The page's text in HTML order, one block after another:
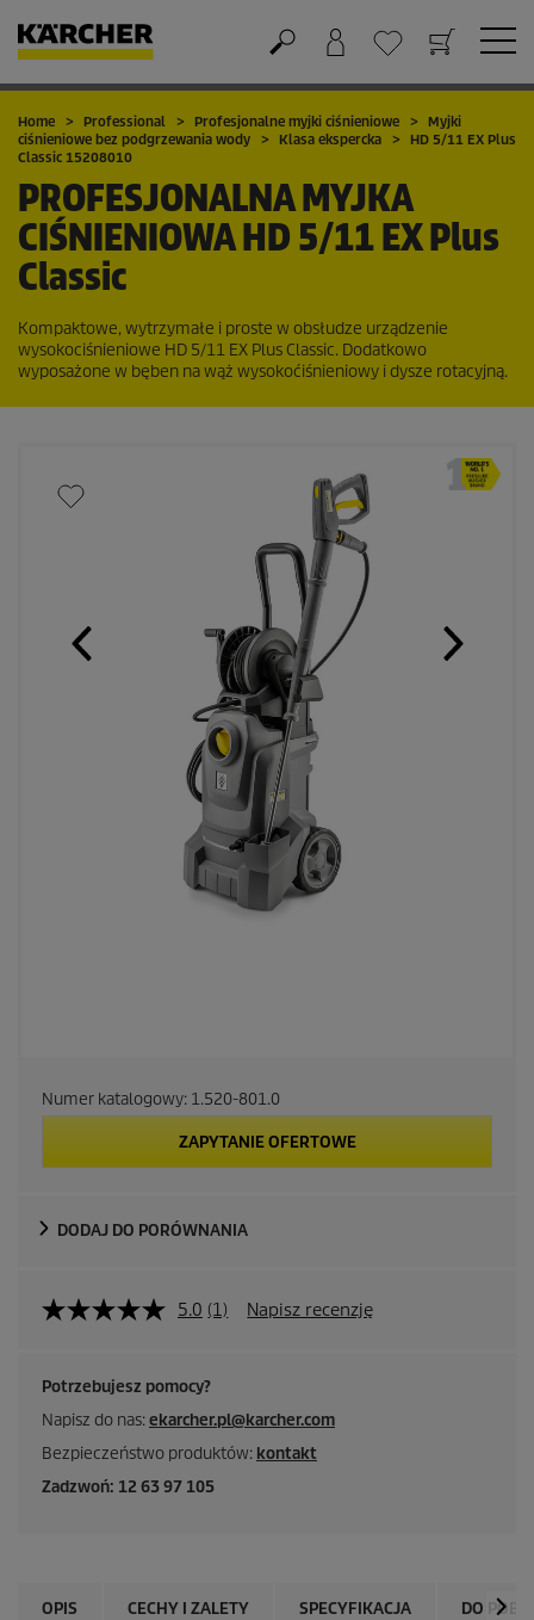
Koszyk
Lista życzeń
Home Professional Profesjonalne myjki ciśnieniowe
Myjki
ciśnieniowe bez podgrzewania wody
Klasa ekspercka
HD 5/11 EX Plus
Classic 15208010
PROFESJONALNA MYJKA
CIŚNIENIOWAHD 5/11 EX Plus
Classic
Kompaktowe, wytrzymałe i proste w obsłudze urządzenie
wysokociśnieniowe HD 5/11 EX Plus Classic. Dodatkowo
wyposażone w bęben na wąż wysokoćiśnieniowy i dysze rotacyjną.
Numer katalogowy: 1.520-801.0
ZAPYTANIE OFERTOWE
DODAJ DO PORÓWNANIA
5.0 (1) Napisz recenzję
Potrzebujesz pomocy?
Napisz do nas:ekarcher.pl@karcher.com
Bezpieczeństwo produktów: kontakt
Zadzwoń: 12 63 97 105
OPIS CECHY I ZALETY SPECYFIKACJA DO